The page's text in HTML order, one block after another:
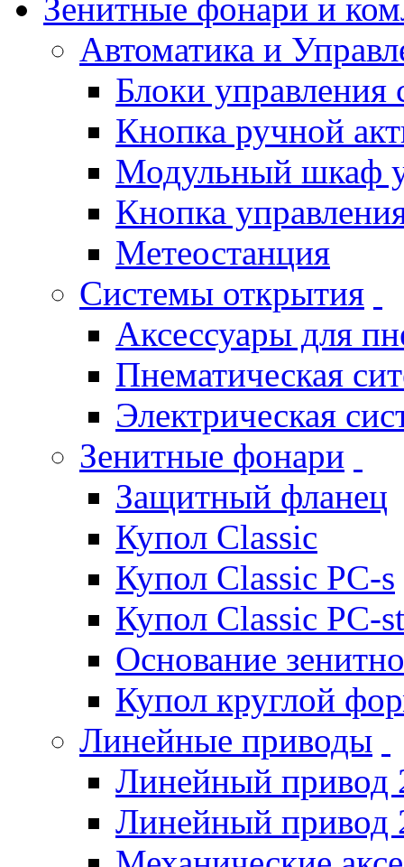
Зенитные фонари и
Автоматика и
Блоки
Кнопка ручной
Модульный шкаф
Кнопка
Метеостанция
Системы открытия
Аксессуары для
Пнематическая
Электрическая
Зенитные фонари
Защитный фланец
Купол Classic
Купол Classic PC-s
Купол Classic PC-st
Основание
Купол круглой
Линейные приводы
Линейный привод
Линейный привод